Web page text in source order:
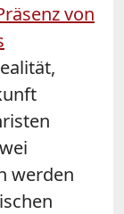
von
werden